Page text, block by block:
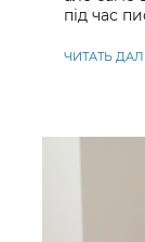
під час
ЧИТАТЬ